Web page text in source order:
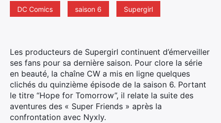
DC Comics saison 6 Supergirl
Les producteurs de Supergirl continuent d’émerveiller
ses fans pour sa dernière saison. Pour clore la série
en beauté, la chaîne CW a mis en ligne quelques
clichés du quinzième épisode de la saison 6. Portant
le titre “Hope for Tomorrow”, il relate la suite des
aventures des « Super Friends » après la
confrontation avec Nyxly.